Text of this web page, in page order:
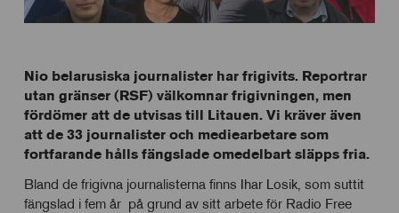
Nio belarusiska journalister har frigivits.Reportrar
utan gränser (RSF) välkomnar frigivningen, men
fördömer att de utvisas till Litauen. Vi kräver även
att de 33 journalister och mediearbetare som
fortfarande hålls fängslade omedelbart släpps fria.
Bland de frigivna journalisterna finns Ihar Losik, som suttit
fängslad i fem år på grund av sitt arbete för Radio Free